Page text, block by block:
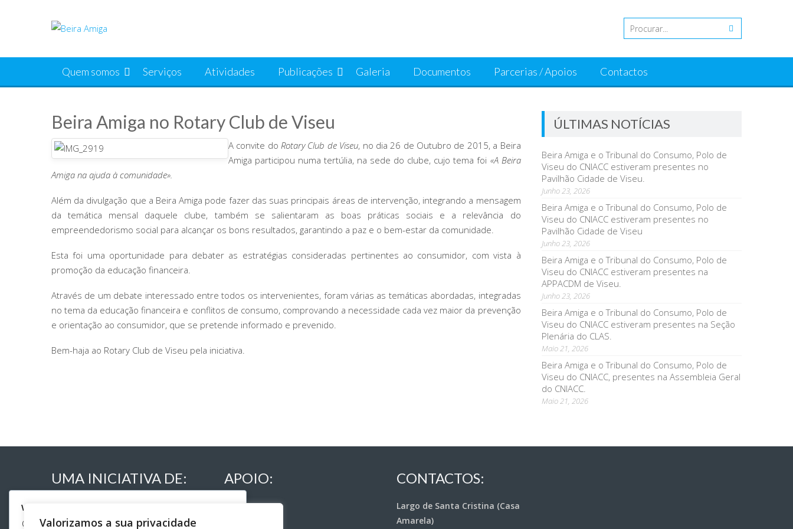
Valorizamos a sua privacidade
Quem somos Serviços Atividades Publicações Galeria Documentos Parcerias / Apoios Contactos
Beira Amiga no Rotary Club de Viseu
A convite doRotary Club de Viseu, no dia 26 de Outubro de 2015, a Beira
Amiga participou numa tertúlia, na sede do clube, cujo tema foi «A Beira
Amiga na ajuda à comunidade».
Além da divulgação que a Beira Amiga pode fazer das suas principais áreas de intervenção, integrando a mensagem
da temática mensal daquele clube, também se salientaram as boas práticas sociais e a relevância do
empreendedorismo social para alcançar os bons resultados, garantindo a paz e o bem-estar da comunidade.
Esta foi uma oportunidade para debater as estratégias consideradas pertinentes ao consumidor, com vista à
promoção da educação financeira.
Através de um debate interessado entre todos os intervenientes, foram várias as temáticas abordadas, integradas
no tema da educação financeira e conflitos de consumo, comprovando a necessidade cada vez maior da prevenção
e orientação ao consumidor, que se pretende informado e prevenido.
Bem-haja ao Rotary Club de Viseu pela iniciativa.
ÚLTIMAS NOTÍCIAS
Beira Amiga e o Tribunal do Consumo, Polo de
Viseu do CNIACC estiveram presentes no
Pavilhão Cidade de Viseu.
Junho 23, 2026
Beira Amiga e o Tribunal do Consumo, Polo de
Viseu do CNIACC estiveram presentes no
Pavilhão Cidade de Viseu
Junho 23, 2026
Beira Amiga e o Tribunal do Consumo, Polo de
Viseu do CNIACC estiveram presentes na
APPACDM de Viseu.
Junho 23, 2026
Beira Amiga e o Tribunal do Consumo, Polo de
Viseu do CNIACC estiveram presentes na Seção
Plenária do CLAS.
Maio 21, 2026
Beira Amiga e o Tribunal do Consumo, Polo de
Viseu do CNIACC, presentes na Assembleia Geral
do CNIACC.
Maio 21, 2026
UMA INICIATIVA DE: APOIO: CONTACTOS:
Largo de Santa Cristina (Casa
Amarela)
We respect your privacy
Cookies help us improve your experience, deliver